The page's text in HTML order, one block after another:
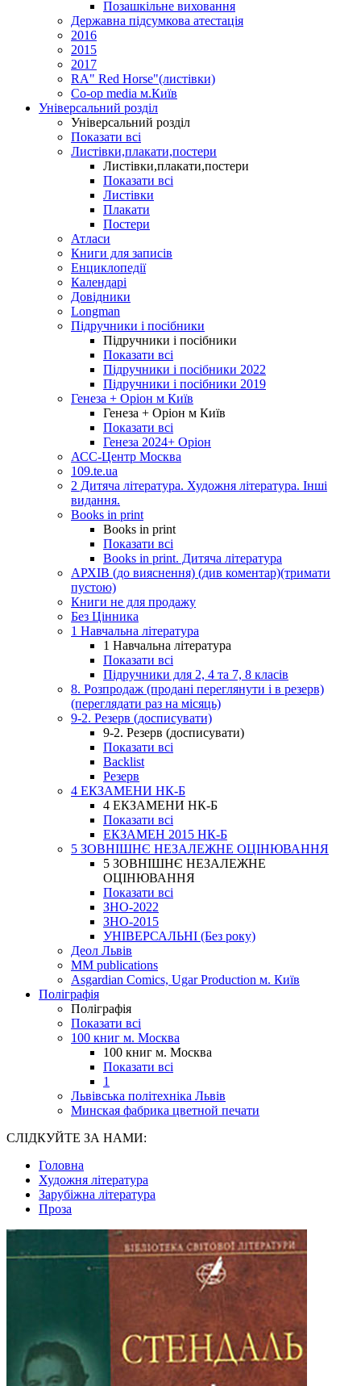
Позашкільне виховання
Державна підсумкова атестація
2016
2015
2017
RA" Red Horse"(листівки)
Co-op media м.Київ
Універсальний розділ
Універсальний розділ
Показати всі
Листівки,плакати,постери
Листівки,плакати,постери
Показати всі
Листівки
Плакати
Постери
Атласи
Книги для записів
Енциклопедії
Календарі
Довідники
Longman
Підручники і посібники
Підручники і посібники
Показати всі
Підручники і посібники 2022
Підручники і посібники 2019
Генеза + Оріон м Київ
Генеза + Оріон м Київ
Показати всі
Генеза 2024+ Оріон
АСС-Центр Москва
109.te.ua
2 Дитяча література. Художня література. Інші
видання.
Books in print
Books in print
Показати всі
Books in print. Дитяча література
АРХІВ (до вияснення) (див коментар)(тримати
пустою)
Книги не для продажу
Без Цінника
1 Навчальна література
1 Навчальна література
Показати всі
Підручники для 2, 4 та 7, 8 класів
8. Розпродаж (продані переглянути і в резерв)
(переглядати раз на місяць)
9-2. Резерв (досписувати)
9-2. Резерв (досписувати)
Показати всі
Backlist
Резерв
4 ЕКЗАМЕНИ НК-Б
4 ЕКЗАМЕНИ НК-Б
Показати всі
ЕКЗАМЕН 2015 НК-Б
5 ЗОВНІШНЄ НЕЗАЛЕЖНЕ ОЦІНЮВАННЯ
5 ЗОВНІШНЄ НЕЗАЛЕЖНЕ
ОЦІНЮВАННЯ
Показати всі
ЗНО-2022
ЗНО-2015
УНІВЕРСАЛЬНІ (Без року)
Деол Львів
MM publications
Asgardian Comics, Ugar Production м. Київ
Поліграфія
Поліграфія
Показати всі
100 книг м. Москва
100 книг м. Москва
Показати всі
1
Львівська політехніка Львів
Минская фабрика цветной печати
СЛІДКУЙТЕ ЗА НАМИ:
Головна
Художня література
Зарубіжна література
Проза